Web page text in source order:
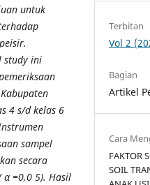
untuk
study ini
4 s/d kelas 6
sampel
secara
=0,0 5). Hasil
Terbitan
Vol 2
Bagian
Artikel
Cara
FAKTOR
SOIL